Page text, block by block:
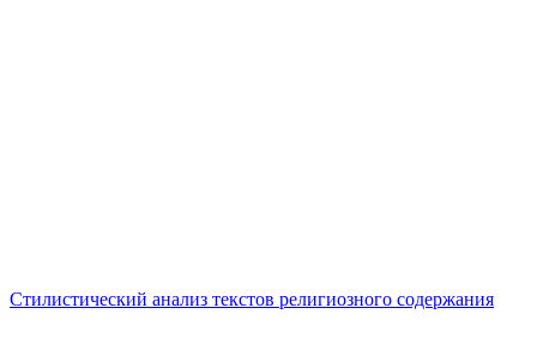
Стилистический анализ текстов религиозного содержания